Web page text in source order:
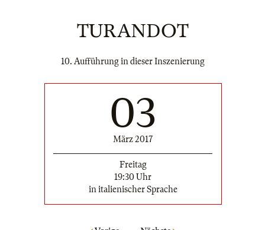
TURANDOT
10. Aufführung in dieser Inszenierung
03
März 2017
Freitag
19:30 Uhr
in italienischer Sprache